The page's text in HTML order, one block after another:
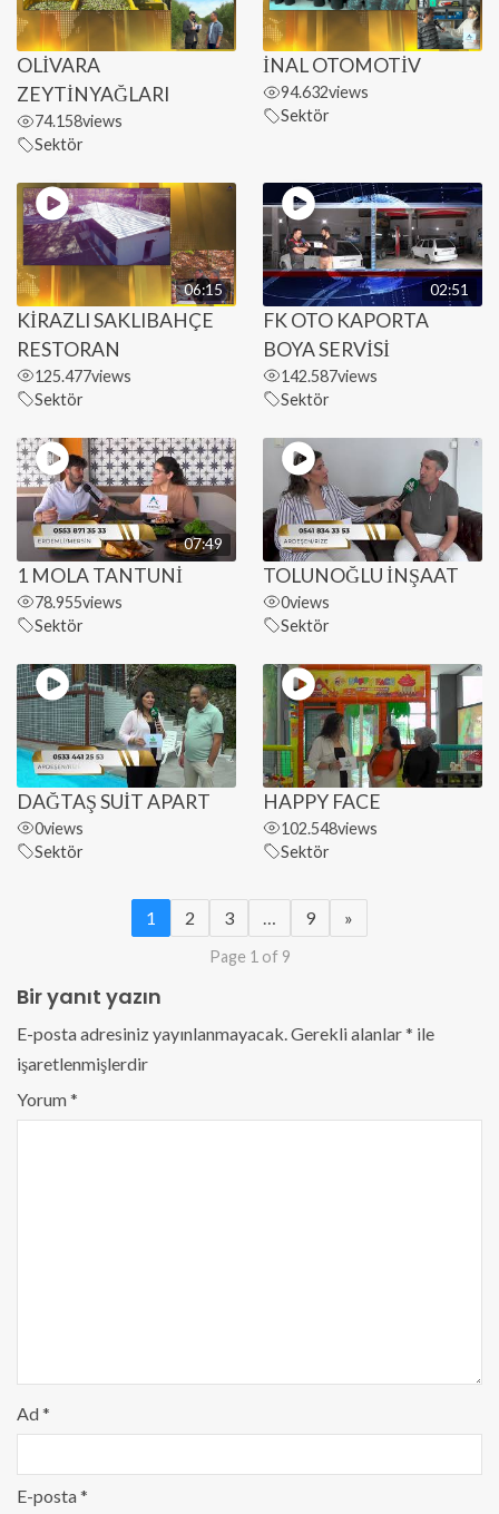
OLİVARA
ZEYTİNYAĞLARI
74.158views
Sektör
İNAL OTOMOTİV
94.632views
Sektör
06:15
KİRAZLI SAKLIBAHÇE
RESTORAN
125.477views
Sektör
02:51
FK OTO KAPORTA
BOYA SERVİSİ
142.587views
Sektör
07:49
1 MOLA TANTUNİ
78.955views
Sektör
TOLUNOĞLU İNŞAAT
0views
Sektör
DAĞTAŞ SUİT APART
0views
Sektör
HAPPY FACE
102.548views
Sektör
1 2 3 9 »
Page 1 of 9
Bir yanıt yazın
E-posta adresiniz yayınlanmayacak. Gerekli alanlar* ile
işaretlenmişlerdir
Yorum*
Ad*
E-posta*